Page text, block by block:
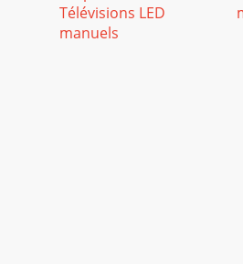
Télévisions LED
manuels